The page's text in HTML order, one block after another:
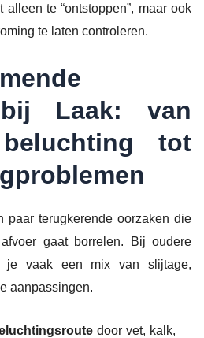
te “ontstoppen”, maar ook
te laten controleren.
Laak: van
tot
paar terugkerende oorzaken die
gaat borrelen. Bij oudere
je vaak een mix van slijtage,
aanpassingen.
door vet, kalk,